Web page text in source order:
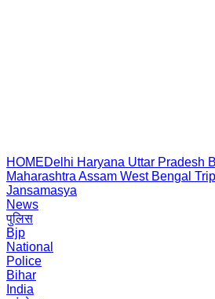
HOMEDelhi Haryana Uttar Pradesh
Maharashtra Assam West Bengal
Jansamasya
News
पुलिस
Bjp
National
Police
Bihar
India